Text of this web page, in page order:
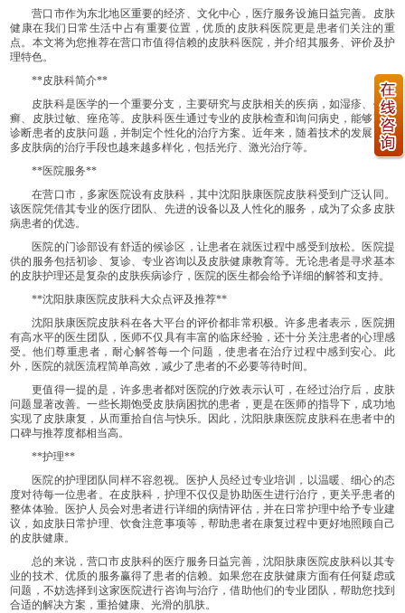
营口市作为东北地区重要的经济、文化中心，医疗服务设施日益完善。皮肤
健康在我们日常生活中占有重要位置，优质的皮肤科医院更是患者们关注的重
点。本文将为您推荐在营口市值得信赖的皮肤科医院，并介绍其服务、评价及护
理特色。
**皮肤科简介**
皮肤科是医学的一个重要分支，主要研究与皮肤相关的疾病，如湿疹、牛皮
癣、皮肤过敏、痤疮等。皮肤科医生通过专业的皮肤检查和询问病史，能够准确
诊断患者的皮肤问题，并制定个性化的治疗方案。近年来，随着技术的发展，许
多皮肤病的治疗手段也越来越多样化，包括光疗、激光治疗等。
**医院服务**
在营口市，多家医院设有皮肤科，其中沈阳肤康医院皮肤科受到广泛认同。
该医院凭借其专业的医疗团队、先进的设备以及人性化的服务，成为了众多皮肤
病患者的优选。
医院的门诊部设有舒适的候诊区，让患者在就医过程中感受到放松。医院提
供的服务包括初诊、复诊、专业咨询以及皮肤健康教育等。无论患者是寻求基本
的皮肤护理还是复杂的皮肤疾病诊疗，医院的医生都会给予详细的解答和支持。
**沈阳肤康医院皮肤科大众点评及推荐**
沈阳肤康医院皮肤科在各大平台的评价都非常积极。许多患者表示，医院拥
有高水平的医生团队，医师不仅具有丰富的临床经验，还十分关注患者的心理感
受。他们尊重患者，耐心解答每一个问题，使患者在治疗过程中感到安心。此
外，医院的就医流程简单高效，减少了患者的不必要等待时间。
更值得一提的是，许多患者都对医院的疗效表示认可，在经过治疗后，皮肤
问题显著改善。一些长期饱受皮肤病困扰的患者，更是在医师的指导下，成功地
实现了皮肤康复，从而重拾自信与快乐。因此，沈阳肤康医院皮肤科在患者中的
口碑与推荐度都相当高。
**护理**
医院的护理团队同样不容忽视。医护人员经过专业培训，以温暖、细心的态
度对待每一位患者。在皮肤科，护理不仅仅是协助医生进行治疗，更关乎患者的
整体体验。医护人员会对患者进行详细的病情评估，并在日常护理中给予专业建
议，如皮肤日常护理、饮食注意事项等，帮助患者在康复过程中更好地照顾自己
的皮肤健康。
总的来说，营口市皮肤科的医疗服务日益完善，沈阳肤康医院皮肤科以其专
业的技术、优质的服务赢得了患者的信赖。如果您在皮肤健康方面有任何疑虑或
问题，不妨选择到这家医院进行咨询与治疗，借助他们的专业团队，帮助您找到
合适的解决方案，重拾健康、光滑的肌肤。